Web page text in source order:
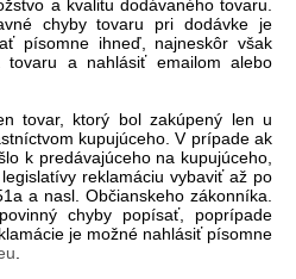
a kvalitu dodávaného tovaru.
chyby tovaru pri dodávke je
písomne ihneď, najneskôr však
tovaru a nahlásiť emailom alebo
tovar, ktorý bol zakúpený len u
kupujúceho. V prípade ak
k predávajúceho na kupujúceho,
reklamáciu vybaviť až po
a nasl. Občianskeho zákonníka.
chyby popísať, poprípade
je možné nahlásiť písomne